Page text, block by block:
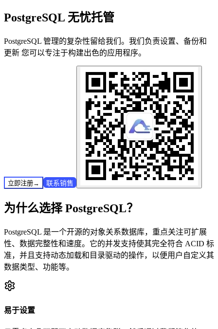
PostgreSQL 无忧托管
PostgreSQL 管理的复杂性留给我们。我们负责设置、备份和
更新 您可以专注于构建出色的应用程序。
立即注册→ 联系销售
为什么选择 PostgreSQL？
PostgreSQL 是一个开源的对象关系数据库，重点关注可扩展
性、数据完整性和速度。它的并发支持使其完全符合 ACID 标
准，并且支持动态加载和目录驱动的操作，以便用户自定义其
数据类型、功能等。
易于设置